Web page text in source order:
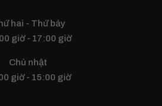
hai - Thứ bảy
giờ - 17:00 giờ
Chủ nhật
giờ - 15:00 giờ